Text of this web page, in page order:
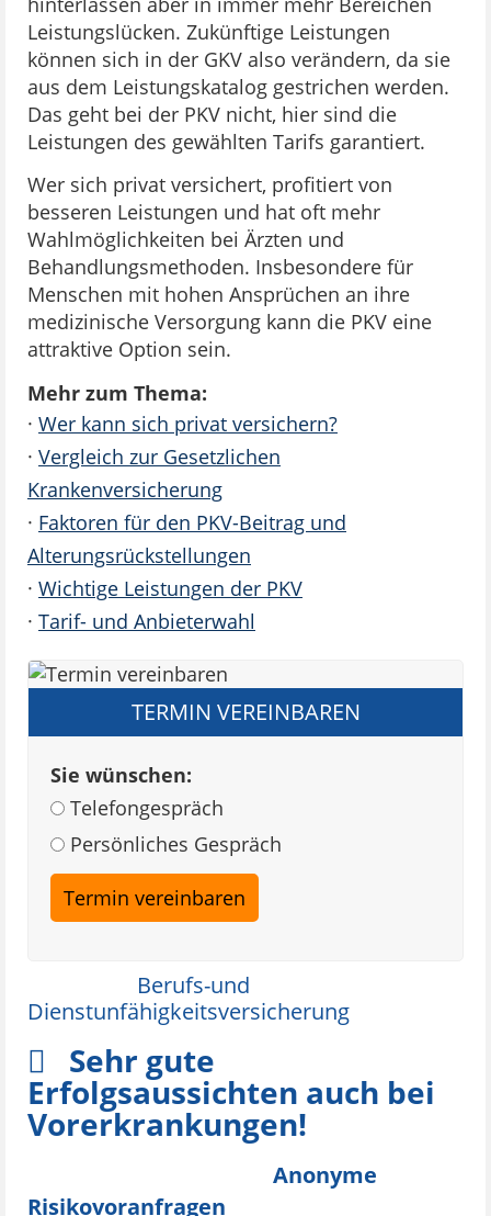
Leistungslücken. Zukünftige Leistungen
können sich in der GKV also verändern, da sie
aus dem Leistungskatalog gestrichen werden.
Das geht bei der PKV nicht, hier sind die
Leistungen des gewählten Tarifs garantiert.
Wer sich privat versichert, profitiert von
besseren Leistungen und hat oft mehr
Wahlmöglichkeiten bei Ärzten und
Behandlungsmethoden. Insbesondere für
Menschen mit hohen Ansprüchen an ihre
medizinische Versorgung kann die PKV eine
attraktive Option sein.
Mehr zum Thema:
· Wer kann sich privat versichern?
· Vergleich zur Gesetzlichen
Krankenversicherung
· Faktoren für den PKV-Beitrag und
Alterungsrückstellungen
· Wichtige Leistungen der PKV
· Tarif- und Anbieterwahl
TERMIN VEREINBAREN
Sie wünschen:
Telefongespräch
Persönliches Gespräch
Berufs-und
Dienstunfähigkeitsversicherung
Sehr gute
Erfolgsaussichten auch bei
Vorerkrankungen!
Anonyme
Risikovoranfragen